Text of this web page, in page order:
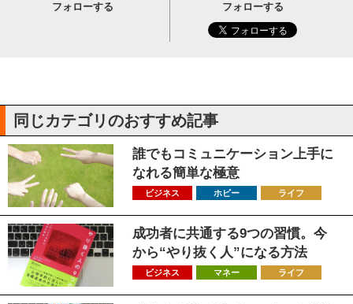
フォローする
フォローする
同じカテゴリのおすすめ記事
誰でもコミュニケーション上手に
なれる簡単な極意
ビジネス ホビー ライフ
成功者に共通する9つの習慣。今
から“やり抜く人”になる方法
ビジネス マネー ライフ